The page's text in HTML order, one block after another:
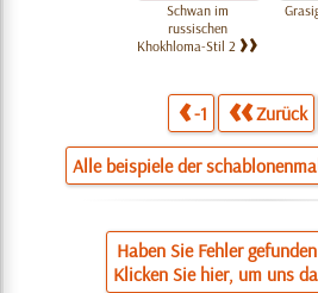
Schwan im
russischen
Khokhloma-Stil 2
-1 Zurück
Alle beispiele der
Haben Sie Fehler
Klicken Sie hier, um uns